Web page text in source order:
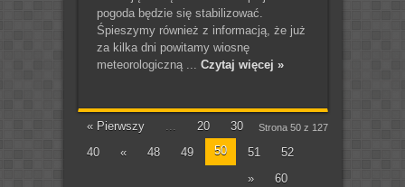
pogoda będzie się stabilizować.
Śpieszymy również z informacją, że już
za kilka dni powitamy wiosnę
meteorologiczną ... Czytaj więcej »
Strona 50 z 127
« Pierwszy 20
30
40
« 48 49 50 51
52
»
60